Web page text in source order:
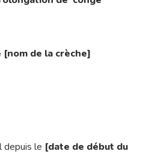
[nom de la crèche]
depuis le [date de début du